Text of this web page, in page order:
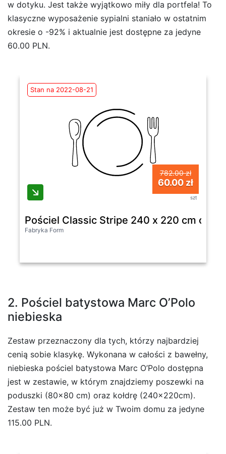
w dotyku. Jest także wyjątkowo miły dla portfela! To
klasyczne wyposażenie sypialni staniało w ostatnim
okresie o -92% i aktualnie jest dostępne za jedyne
60.00 PLN.
Stan na 2022-08-21
782.00 zł
60.00 zł
szt
Pościel Classic Stripe 240 x 220 cm
Fabryka Form
2. Pościel batystowa Marc O’Polo
niebieska
Zestaw przeznaczony dla tych, którzy najbardziej
cenią sobie klasykę. Wykonana w całości z bawełny,
niebieska pościel batystowa Marc O’Polo dostępna
jest w zestawie, w którym znajdziemy poszewki na
poduszki (80×80 cm) oraz kołdrę (240x220cm).
Zestaw ten może być już w Twoim domu za jedyne
115.00 PLN.